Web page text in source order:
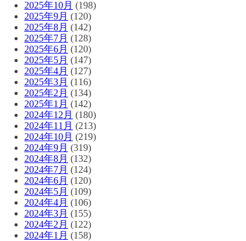
2025年10月 (198)
2025年9月 (120)
2025年8月 (142)
2025年7月 (128)
2025年6月 (120)
2025年5月 (147)
2025年4月 (127)
2025年3月 (116)
2025年2月 (134)
2025年1月 (142)
2024年12月 (180)
2024年11月 (213)
2024年10月 (219)
2024年9月 (319)
2024年8月 (132)
2024年7月 (124)
2024年6月 (120)
2024年5月 (109)
2024年4月 (106)
2024年3月 (155)
2024年2月 (122)
2024年1月 (158)